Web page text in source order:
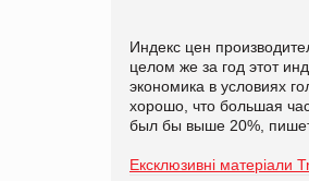
Индекс цен
целом же за год этот
экономика в условиях
хорошо, что большая
был бы выше 20%, пишет
Ексклюзивні матеріали